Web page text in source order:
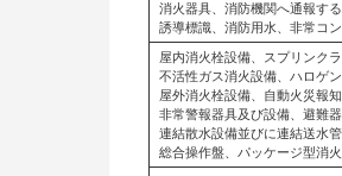
消火器具、消防機関へ通報す
誘導標識、消防用水、非常コ
屋内消火栓設備、スプリンク
不活性ガス消火設備、ハロゲ
屋外消火栓設備、自動火災報
非常警報器具及び設備、避難
連結散水設備並びに連結送水
総合操作盤、パッケージ型消